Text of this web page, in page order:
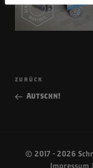
Vorheriger
Beitrag
ZURÜCK
Autschn!
© 2017 - 2026
Impressum |